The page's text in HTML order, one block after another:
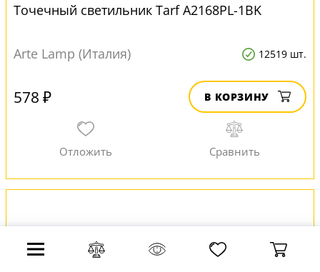
Точечный светильник Tarf A2168PL-1BK
Arte Lamp (Италия) 12519 шт.
578 ₽ В КОРЗИНУ